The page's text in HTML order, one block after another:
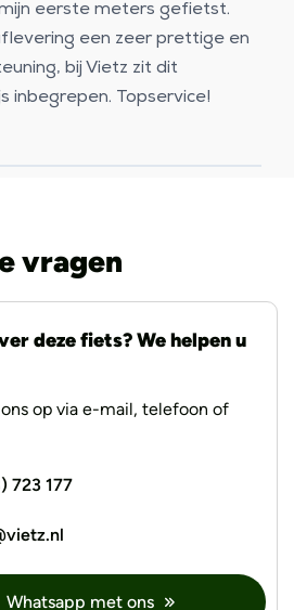
eerste meters gefietst.
een zeer prettige en
bij Vietz zit dit
inbegrepen. Topservice!
vragen
deze fiets? We helpen u
op via e-mail, telefoon of
723 177
Whatsapp met ons